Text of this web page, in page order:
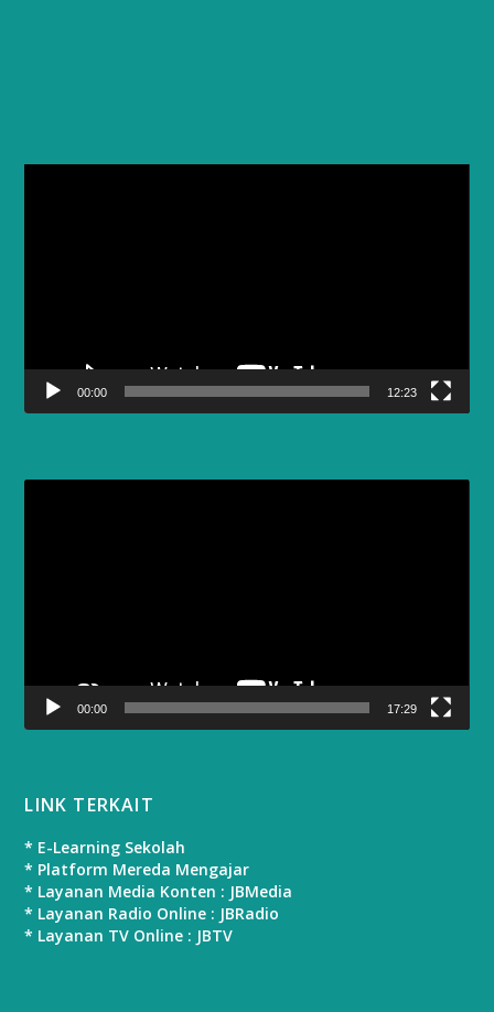
00:00 12:23
00:00 17:29
LINK TERKAIT
* E-Learning Sekolah
* Platform Mereda Mengajar
* Layanan Media Konten : JBMedia
* Layanan Radio Online : JBRadio
* Layanan TV Online : JBTV